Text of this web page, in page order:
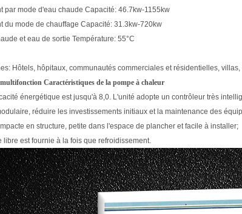
par mode d'eau chaude Capacité: 46.7kw-1155kw
du mode de chauffage Capacité: 31.3kw-720kw
et eau de sortie Température: 55°C
Hôtels, hôpitaux, communautés commerciales et résidentielles, villas,
Caractéristiques de la pompe à chaleur
énergétique est jusqu'à 8,0. L'unité adopte un contrôleur très
réduire les investissements initiaux et la maintenance des
en structure, petite dans l'espace de plancher et facile à installer;
libre est fournie à la fois que refroidissement.